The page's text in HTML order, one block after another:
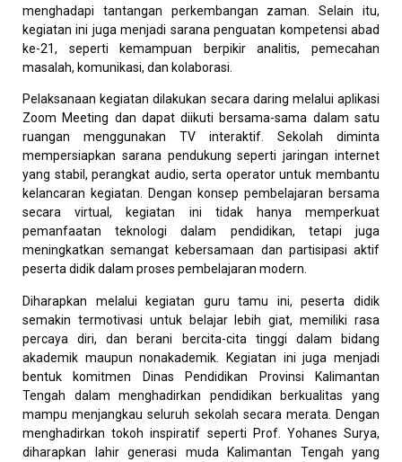
menghadapi tantangan perkembangan zaman. Selain itu,
kegiatan ini juga menjadi sarana penguatan kompetensi abad
ke-21, seperti kemampuan berpikir analitis, pemecahan
masalah, komunikasi, dan kolaborasi.
Pelaksanaan kegiatan dilakukan secara daring melalui aplikasi
Zoom Meeting dan dapat diikuti bersama-sama dalam satu
ruangan menggunakan TV interaktif. Sekolah diminta
mempersiapkan sarana pendukung seperti jaringan internet
yang stabil, perangkat audio, serta operator untuk membantu
kelancaran kegiatan. Dengan konsep pembelajaran bersama
secara virtual, kegiatan ini tidak hanya memperkuat
pemanfaatan teknologi dalam pendidikan, tetapi juga
meningkatkan semangat kebersamaan dan partisipasi aktif
peserta didik dalam proses pembelajaran modern.
Diharapkan melalui kegiatan guru tamu ini, peserta didik
semakin termotivasi untuk belajar lebih giat, memiliki rasa
percaya diri, dan berani bercita-cita tinggi dalam bidang
akademik maupun nonakademik. Kegiatan ini juga menjadi
bentuk komitmen Dinas Pendidikan Provinsi Kalimantan
Tengah dalam menghadirkan pendidikan berkualitas yang
mampu menjangkau seluruh sekolah secara merata. Dengan
menghadirkan tokoh inspiratif seperti Prof. Yohanes Surya,
diharapkan lahir generasi muda Kalimantan Tengah yang